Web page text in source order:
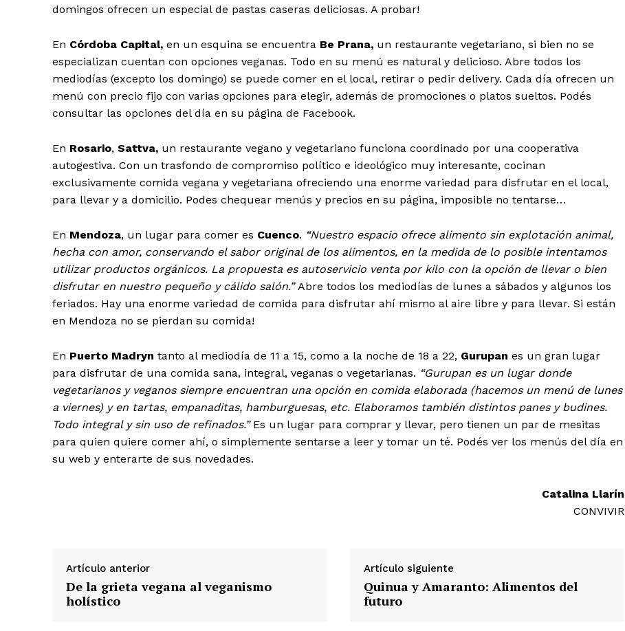
domingos ofrecen un especial de pastas caseras deliciosas. A probar!
En Córdoba Capital, en un esquina se encuentra Be Prana, un restaurante vegetariano, si bien no se
especializan cuentan con opciones veganas. Todo en su menú es natural y delicioso. Abre todos los
mediodías (excepto los domingo) se puede comer en el local, retirar o pedir delivery. Cada día ofrecen un
menú con precio fijo con varias opciones para elegir, además de promociones o platos sueltos. Podés
consultar las opciones del día en su página de Facebook.
En Rosario, Sattva, un restaurante vegano y vegetariano funciona coordinado por una cooperativa
autogestiva. Con un trasfondo de compromiso político e ideológico muy interesante, cocinan
exclusivamente comida vegana y vegetariana ofreciendo una enorme variedad para disfrutar en el local,
para llevar y a domicilio. Podes chequear menús y precios en su página, imposible no tentarse…
En Mendoza, un lugar para comer es Cuenco. “Nuestro espacio ofrece alimento sin explotación animal,
hecha con amor, conservando el sabor original de los alimentos, en la medida de lo posible intentamos
utilizar productos orgánicos. La propuesta es autoservicio venta por kilo con la opción de llevar o bien
disfrutar en nuestro pequeño y cálido salón.”Abre todos los mediodías de lunes a sábados y algunos los
feriados. Hay una enorme variedad de comida para disfrutar ahí mismo al aire libre y para llevar. Si están
en Mendoza no se pierdan su comida!
En Puerto Madryn tanto al mediodía de 11 a 15, como a la noche de 18 a 22, Gurupan es un gran lugar
para disfrutar de una comida sana, integral, veganas o vegetarianas. “Gurupan es un lugar donde
vegetarianos y veganos siempre encuentran una opción en comida elaborada (hacemos un menú de lunes
a viernes) y en tartas, empanaditas, hamburguesas, etc. Elaboramos también distintos panes y budines.
Todo integral y sin uso de refinados.”Es un lugar para comprar y llevar, pero tienen un par de mesitas
para quien quiere comer ahí, o simplemente sentarse a leer y tomar un té. Podés ver los menús del día en
su web y enterarte de sus novedades.
Catalina Llarín
CONVIVIR
Artículo anterior
De la grieta vegana al veganismo
holístico
Artículo siguiente
Quinua y Amaranto: Alimentos del
futuro